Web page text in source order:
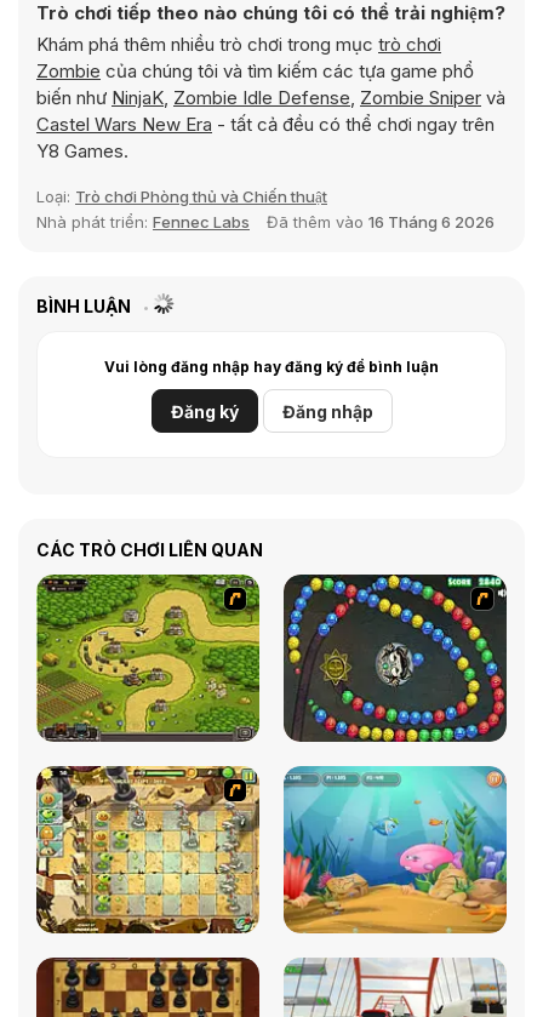
Trò chơi tiếp theo nào chúng tôi có thể trải nghiệm?
Khám phá thêm nhiều trò chơi trong mục trò chơi
Zombie của chúng tôi và tìm kiếm các tựa game phổ
biến như NinjaK, Zombie Idle Defense, Zombie Sniper và
Castel Wars New Era - tất cả đều có thể chơi ngay trên
Y8 Games.
Loại: Trò chơi Phòng thủ và Chiến thuật
Nhà phát triển: Fennec Labs Đã thêm vào 16 Tháng 6 2026
BÌNH LUẬN
Vui lòng đăng nhập hay đăng ký để bình luận
Đăng ký Đăng nhập
CÁC TRÒ CHƠI LIÊN QUAN